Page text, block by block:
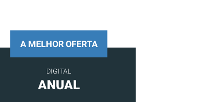
A MELHOR OFERTA
DIGITAL
ANUAL